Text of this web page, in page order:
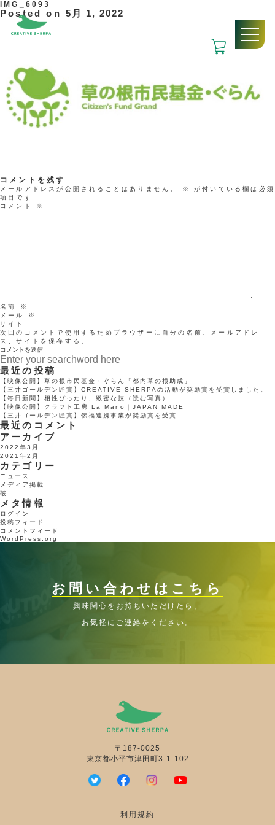
IMG_6093
Posted on 5月 1, 2022
コメントを残す
メールアドレスが公開されることはありません。 ※
が付いている欄は必須
項目です
コメント ※
名前
※
メール
※
サイト
次回のコメントで使用するためブラウザーに自分の名前、メールアドレ
ス、サイトを保存する。
最近の投稿
【映像公開】草の根市民基金・ぐらん「都内草の根助成」
【三井ゴールデン匠賞】CREATIVE SHERPAの活動が奨励賞を受賞しました。
【毎日新聞】相性ぴったり、緻密な技（読む写真）
【映像公開】クラフト工房 La Mano｜JAPAN MADE
【三井ゴールデン匠賞】伝福連携事業が奨励賞を受賞
最近のコメント
アーカイブ
2022年3月
2021年2月
カテゴリー
ニュース
メディア掲載
破
メタ情報
ログイン
投稿フィード
コメントフィード
WordPress.org
お問い合わせはこちら
興味関心をお持ちいただけたら、
お気軽にご連絡をください。
〒187-0025
東京都小平市津田町3-1-102
利用規約